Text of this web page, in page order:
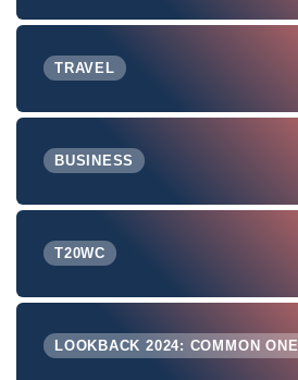
TRAVEL
BUSINESS
T20WC
LOOKBACK 2024: COMMON ONE